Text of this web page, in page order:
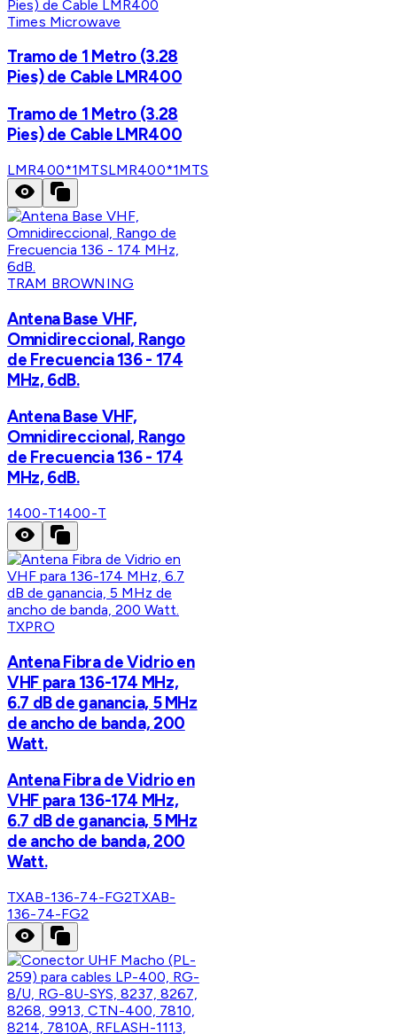
Times Microwave
Tramo de 1 Metro (3.28
Pies) de Cable LMR400
Tramo de 1 Metro (3.28
Pies) de Cable LMR400
LMR400*1MTSLMR400*1MTS
TRAM BROWNING
Antena Base VHF,
Omnidireccional, Rango
de Frecuencia 136 - 174
MHz, 6dB.
Antena Base VHF,
Omnidireccional, Rango
de Frecuencia 136 - 174
MHz, 6dB.
1400-T1400-T
TXPRO
Antena Fibra de Vidrio en
VHF para 136-174 MHz,
6.7 dB de ganancia, 5 MHz
de ancho de banda, 200
Watt.
Antena Fibra de Vidrio en
VHF para 136-174 MHz,
6.7 dB de ganancia, 5 MHz
de ancho de banda, 200
Watt.
TXAB-136-74-FG2TXAB-
136-74-FG2